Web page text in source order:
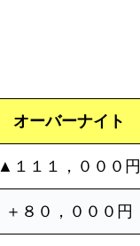
オーバーナイト
▲１１１，０００円
＋８０，０００円